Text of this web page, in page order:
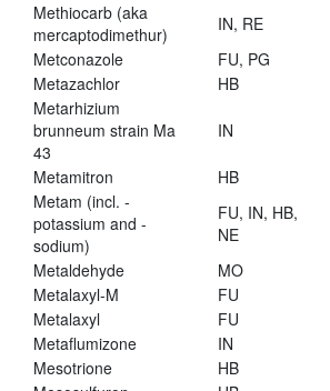
Methiocarb (aka
mercaptodimethur)
IN, RE
Metconazole
FU, PG
Metazachlor
HB
Metarhizium
brunneum strain Ma
43
IN
Metamitron HB
Metam (incl. -
potassium and -
sodium)
FU, IN, HB,
NE
Metaldehyde MO
Metalaxyl-M
FU
Metalaxyl
FU
Metaflumizone
IN
Mesotrione
HB